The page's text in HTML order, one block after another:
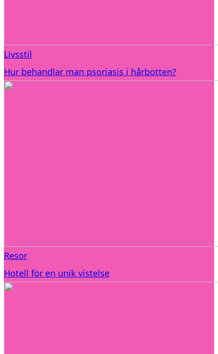
Livsstil
Hur behandlar man psoriasis i hårbotten?
Resor
Hotell för en unik vistelse